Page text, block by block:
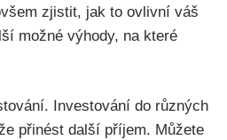
zjistit, jak to ovlivní váš
možné výhody, na které
Investování do různých
přinést další příjem. Můžete